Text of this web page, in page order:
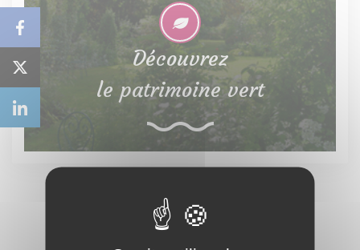
Découvrez
le patrimoine vert